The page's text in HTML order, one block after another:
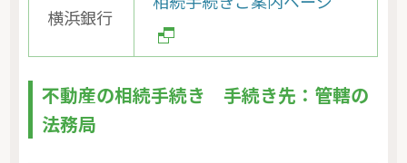
横浜銀行
不動産の相続手続き 手続き先：管轄の
法務局